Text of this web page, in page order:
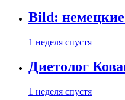
Bild:
1 неделя спустя
Диетолог
1 неделя спустя